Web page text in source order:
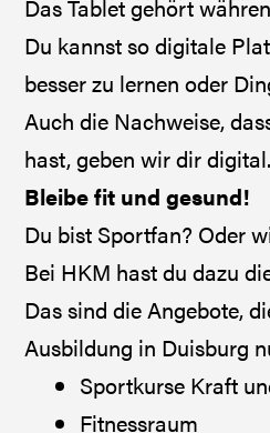
Das Tablet gehört
Du kannst so digitale
besser zu lernen oder
Auch die Nachweise,
hast, geben wir dir digital.
Bleibe fit und gesund!
Du bist Sportfan? Oder
Bei HKM hast du dazu
Das sind die Angebote,
Ausbildung in Duisburg
Sportkurse Kraft
Fitnessraum